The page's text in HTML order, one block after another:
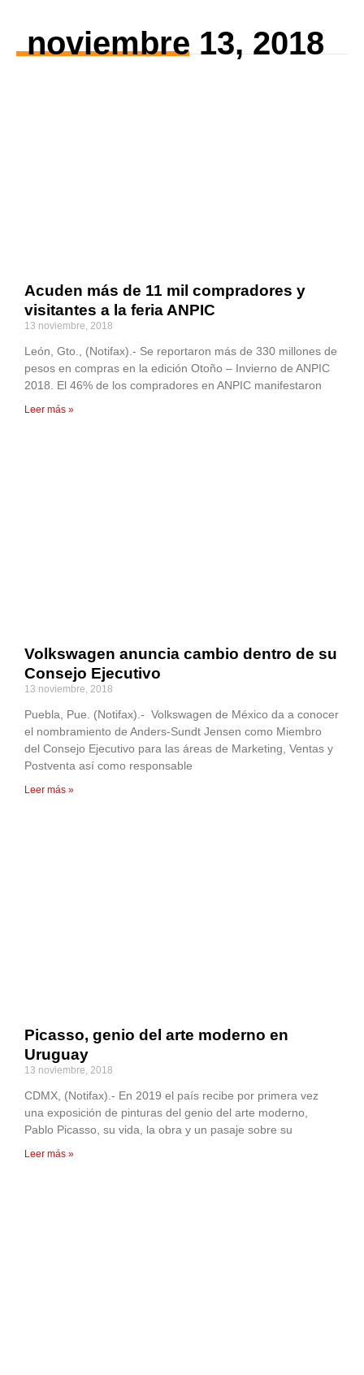
noviembre 13, 2018
Acuden más de 11 mil compradores y
visitantes a la feria ANPIC
13 noviembre, 2018
León, Gto., (Notifax).- Se reportaron más de 330 millones de
pesos en compras en la edición Otoño – Invierno de ANPIC
2018. El 46% de los compradores en ANPIC manifestaron
Leer más »
Volkswagen anuncia cambio dentro de su
Consejo Ejecutivo
13 noviembre, 2018
Puebla, Pue. (Notifax).- Volkswagen de México da a conocer
el nombramiento de Anders-Sundt Jensen como Miembro
del Consejo Ejecutivo para las áreas de Marketing, Ventas y
Postventa así como responsable
Leer más »
Picasso, genio del arte moderno en
Uruguay
13 noviembre, 2018
CDMX, (Notifax).- En 2019 el país recibe por primera vez
una exposición de pinturas del genio del arte moderno,
Pablo Picasso, su vida, la obra y un pasaje sobre su
Leer más »